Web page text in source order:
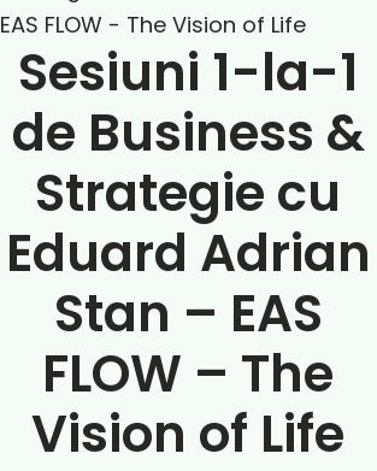
Sesiuni 1-la-1
de Business &
Strategie cu
Eduard Adrian
Stan – EAS
FLOW – The
Vision of Life